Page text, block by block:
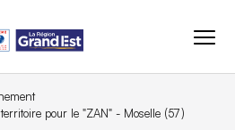
pour le "ZAN" - Moselle (57)